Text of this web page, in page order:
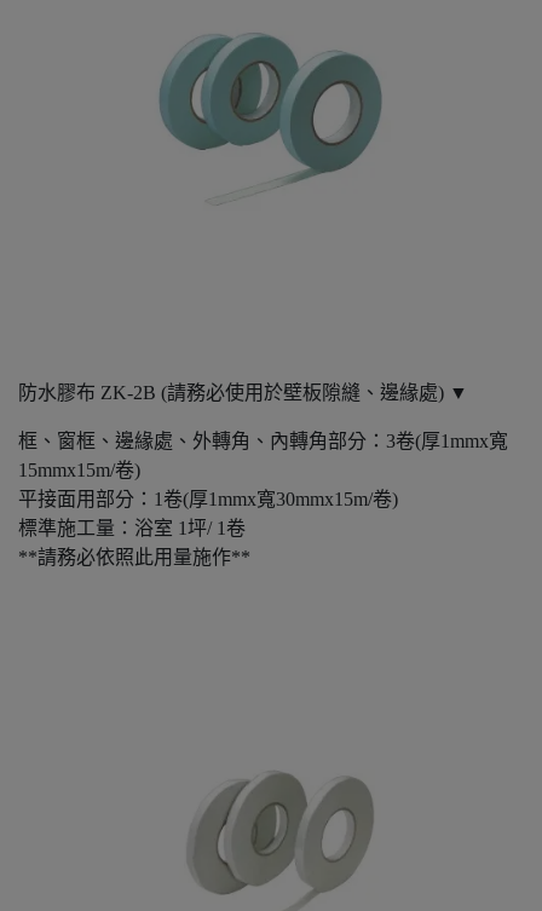
防水膠布 ZK-2B (請務必使用於壁板隙縫、邊緣處) ▼
框、窗框、邊緣處、外轉角、內轉角部分：3卷(厚1mmx寬
15mmx15m/卷)
平接面用部分：1卷(厚1mmx寬30mmx15m/卷)
標準施工量：浴室 1坪/ 1卷
**請務必依照此用量施作**